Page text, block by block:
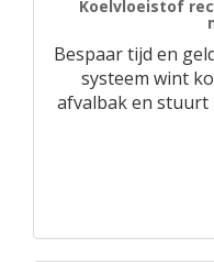
Koelvloeistof
Bespaar tijd en
systeem wint
afvalbak en stuurt